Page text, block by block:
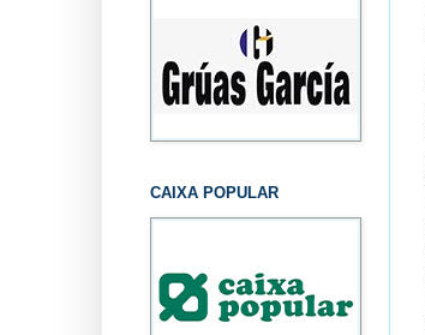
CAIXA POPULAR